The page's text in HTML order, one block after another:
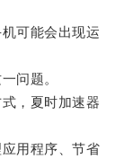
可能会出现运
问题。
，夏时加速器
用程序、节省